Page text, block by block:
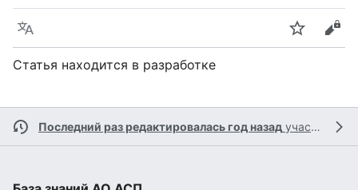
Язык Следить
Статья находится в разработке
Последний раз редактировалась год назад участником